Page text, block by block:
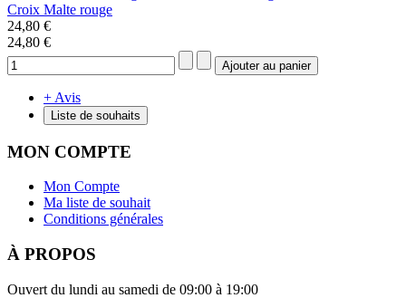
Croix Malte rouge
24,80 €
24,80 €
+ Avis
Liste de souhaits
MON COMPTE
Mon Compte
Ma liste de souhait
Conditions générales
À PROPOS
Ouvert du lundi au samedi de 09:00 à 19:00